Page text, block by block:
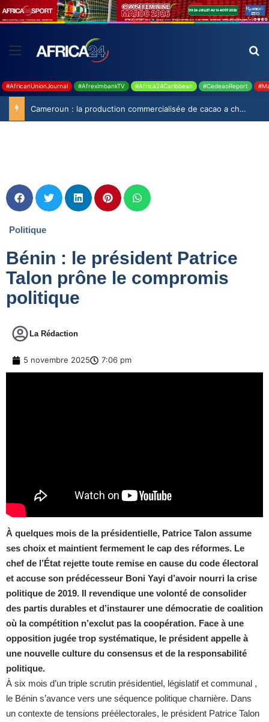
#AfricanUnionJournal #AfreximbankTV #Africa24Caribbean #CedeaoReport
Cameroun : la production commercialisée de cacao a chuté de 19,9% durant la saison 2025-2026
Politique
Bénin : le président Patrice
Talon prône le compromis
politique
La Rédaction
5 novembre 2025 7:06 pm
À quelques mois de la présidentielle, Patrice Talon assume
ses choix et maintient fermement le cap des réformes. Le
chef de l’État rejette toute remise en cause du code électoral
et accuse son prédécesseur Boni Yayi d’avoir nourri la crise
politique de 2019. Il revendique une volonté de consolider
des partis durables et d’instaurer une démocratie de coalition
où la compétition n’exclut pas la coopération. Face à une
opposition jugée trop systématique, le président appelle à
une nouvelle culture du consensus et de la responsabilité
politique.
À six mois d’un triple scrutin présidentiel, législatif et communal ,
le Bénin s’avance vers une séquence politique charnière. Dans
un contexte de tensions préélectorales, le président Patrice Talon